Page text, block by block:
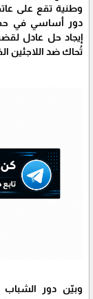
وطنية تقع على
دور أساسي في
إيجاد حل عادل
تُحاك ضد اللاجئين
وبيّن دور الشباب